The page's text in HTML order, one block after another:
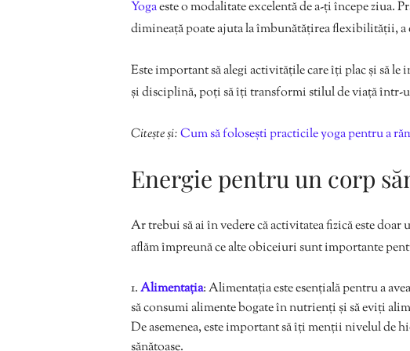
Yogaeste o modalitate excelentă de a-ți începe ziua.
dimineață poate ajuta la îmbunătățirea flexibilității,
Este important să alegi activitățile care îți plac și să
și disciplină, poți să îți transformi stilul de viață într-
Citește și:Cum să folosești practicile yoga pentru a
Energie pentru un corp
Ar trebui să ai în vedere că activitatea fizică este
aflăm împreună ce alte obiceiuri sunt importante
Alimentația: Alimentația este esențială pentru a
să consumi alimente bogate în nutrienți și să eviți
De asemenea, este important să îți menții nivelul de